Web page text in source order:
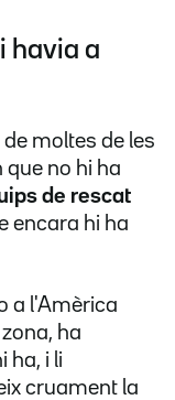
havia a
moltes de les
que no hi ha
de rescat
encara hi ha
a l'Amèrica
ha
ha, i li
cruament la